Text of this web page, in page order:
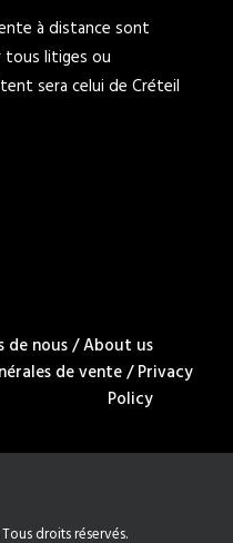
à distance sont
tous litiges ou
sera celui de Créteil
de nous / About us
de vente / Privacy
Policy
droits réservés.